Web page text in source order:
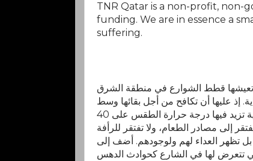
TNR Qatar is a non-profit, non-
funding. We are in essence a
suffering.
تعيشها قطط الشوارع في منطقة الشرق
إذ عليها أن تكافح من أجل بقائها وسط
بيئة صحراوية قاسية تزيد فيها درجة حرارة الطقس على 40
إلى مصادر الطعام، ولا تفتقر للرأفة
تظهر العداء لهم ولوجودهم. أضف إلى
تتعرض لها في الشارع كحوادث الدهس